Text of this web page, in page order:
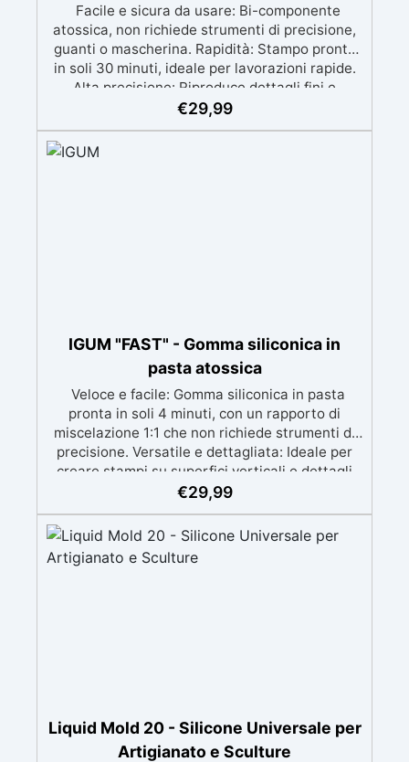
Facile e sicura da usare: Bi-componente
atossica, non richiede strumenti di precisione,
guanti o mascherina. Rapidità: Stampo pronto
in soli 30 minuti, ideale per lavorazioni rapide.
Alta precisione: Riproduce dettagli fini e
complessi con un risultato professionale.
metallo a basso punto di fusione, sapone e
cemento. Resistente e durevole: Consente oltre
€29,99
IGUM "FAST" - Gomma siliconica in
pasta atossica
Veloce e facile: Gomma siliconica in pasta
pronta in soli 4 minuti, con un rapporto di
miscelazione 1:1 che non richiede strumenti di
precisione. Versatile e dettagliata: Ideale per
creare stampi su superfici verticali e dettagli
intricati, compatibile con resine, gesso, cera,
Atossica e sicura: Formulazione inodore,
atossica e facile da maneggiare senza guanti o
mascherina. Alta resistenza e durabilità:
€29,99
Liquid Mold 20 - Silicone Universale per
Artigianato e Sculture